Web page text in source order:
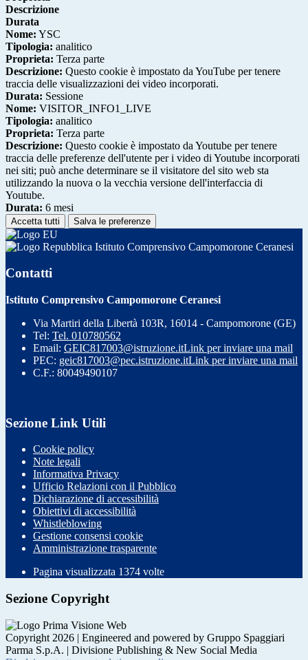
Descrizione
Durata
Nome: YSC
Tipologia: analitico
Proprieta: Terza parte
Descrizione: Questo cookie è impostato da YouTube per tenere
traccia delle visualizzazioni dei video incorporati.
Durata: Sessione
Nome: VISITOR_INFO1_LIVE
Tipologia: analitico
Proprieta: Terza parte
Descrizione: Questo cookie è impostato da Youtube per tenere
traccia delle preferenze dell'utente per i video di Youtube incorporati
nei siti; può anche determinare se il visitatore del sito web sta
utilizzando la nuova o la vecchia versione dell'interfaccia di
Youtube.
Durata: 6 mesi
Accetta tutti Salva le preferenze
Istituto Comprensivo Campomorone Ceranesi
Contatti
Istituto Comprensivo Campomorone Ceranesi
Via Martiri della Libertà 103R, 16014 - Campomorone (GE)
Tel: Tel. 010780562
Email: GEIC817003@istruzione.itLink per inviare una mail
PEC: geic817003@pec.istruzione.itLink per inviare una mail
C.F.: 80049490107
Sezione Link Utili
Cookie policy
Note legali
Informativa Privacy
Ufficio Relazioni con il Pubblico
Dichiarazione di accessibilità
Obiettivi di accessibilità
Whistleblowing
Gestione consensi cookie
Amministrazione trasparente
Pagina visualizzata 1374 volte
Sezione Copyright
Copyright 2026 | Engineered and powered by Gruppo Spaggiari
Parma S.p.A. | Divisione Publishing & New Social Media